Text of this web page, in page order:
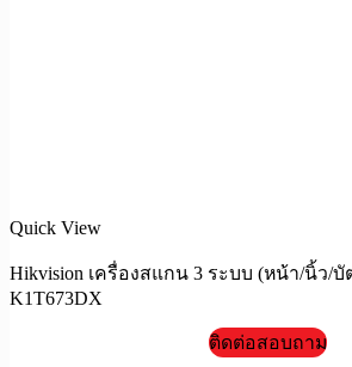
Quick View
Hikvision เครื่องสแกน 3 ระบบ (หน้า/นิ้ว/บั
K1T673DX
ติดต่อสอบถาม